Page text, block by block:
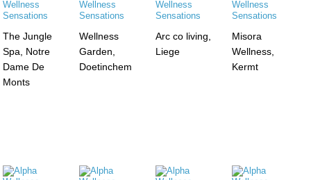
The Jungle
Spa, Notre
Dame De
Monts
Wellness
Garden,
Doetinchem
Arc co living,
Liege
Misora
Wellness,
Kermt